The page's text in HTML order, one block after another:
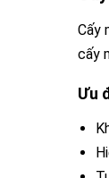
Cấy
cấy
Ưu